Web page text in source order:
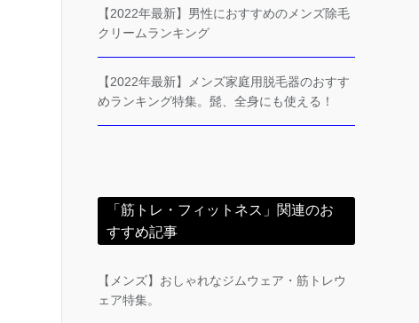
【2022年最新】男性におすすめのメンズ除毛
クリームランキング
【2022年最新】メンズ家庭用脱毛器のおすす
めランキング特集。髭、全身にも使える！
「筋トレ・フィットネス」関連のお
すすめ記事
【メンズ】おしゃれなジムウェア・筋トレウ
ェア特集。